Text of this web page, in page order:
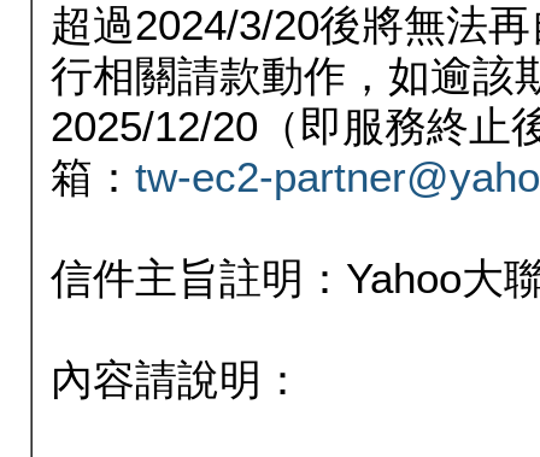
超過2024/3/20後將無法
行相關請款動作，如逾該
2025/12/20（即服務終止
箱： tw-ec2-
信件主旨註明：Yahoo大
內容請說明：